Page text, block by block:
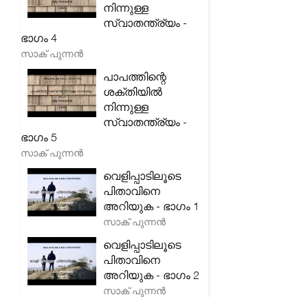
നിന്നുള്ള
സ്വാതന്ത്ര്യം -
ഭാഗം 4
സാക് പുന്നൻ
പാപത്തിന്റെ
ശക്തിയിൽ
നിന്നുള്ള
സ്വാതന്ത്ര്യം -
ഭാഗം 5
സാക് പുന്നൻ
വെളിപ്പാടിലൂടെ
പിതാവിനെ
അറിയുക - ഭാഗം 1
സാക് പുന്നൻ
വെളിപ്പാടിലൂടെ
പിതാവിനെ
അറിയുക - ഭാഗം 2
സാക് പുന്നൻ